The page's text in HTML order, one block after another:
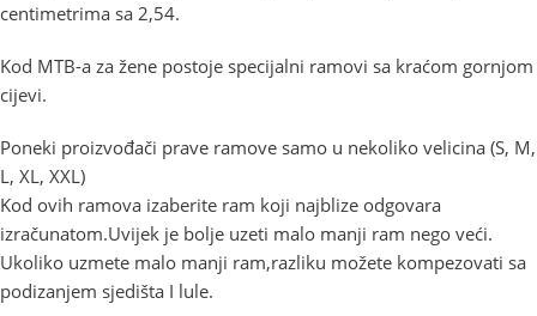
centimetrima sa 2,54.
Kod MTB-a za žene postoje specijalni ramovi sa kraćom gornjom
cijevi.
Poneki proizvođači prave ramove samo u nekoliko velicina (S, M,
L, XL, XXL)
Kod ovih ramova izaberite ram koji najblize odgovara
izračunatom.Uvijek je bolje uzeti malo manji ram nego veći.
Ukoliko uzmete malo manji ram,razliku možete kompezovati sa
podizanjem sjedišta I lule.